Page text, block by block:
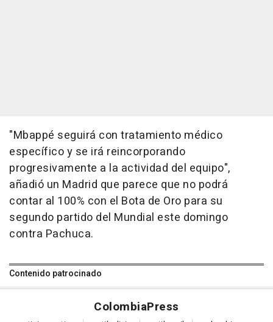
"Mbappé seguirá con tratamiento médico
específico y se irá reincorporando
progresivamente a la actividad del equipo",
añadió un Madrid que parece que no podrá
contar al 100% con el Bota de Oro para su
segundo partido del Mundial este domingo
contra Pachuca.
Contenido patrocinado
ColombiaPress